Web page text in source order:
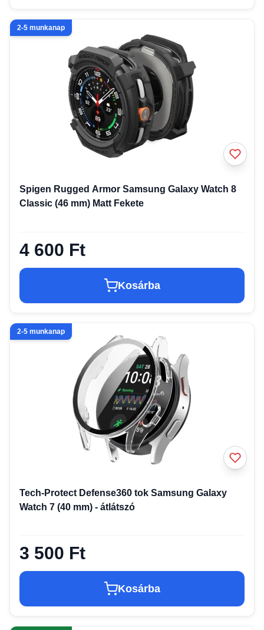
2-5 munkanap
Spigen Rugged Armor Samsung Galaxy Watch 8
Classic (46 mm) Matt Fekete
4 600 Ft
Kosárba
2-5 munkanap
Tech-Protect Defense360 tok Samsung Galaxy
Watch 7 (40 mm) - átlátszó
3 500 Ft
Kosárba